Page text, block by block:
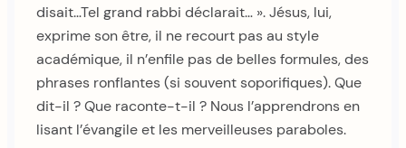
disait…Tel grand rabbi déclarait… ». Jésus, lui,
exprime son être, il ne recourt pas au style
académique, il n’enfile pas de belles formules, des
phrases ronflantes (si souvent soporifiques). Que
dit-il ? Que raconte-t-il ? Nous l’apprendrons en
lisant l’évangile et les merveilleuses paraboles.